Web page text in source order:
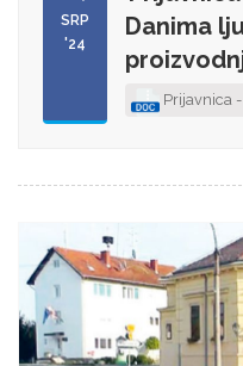
SRP
'24
Danima
Prijavnica